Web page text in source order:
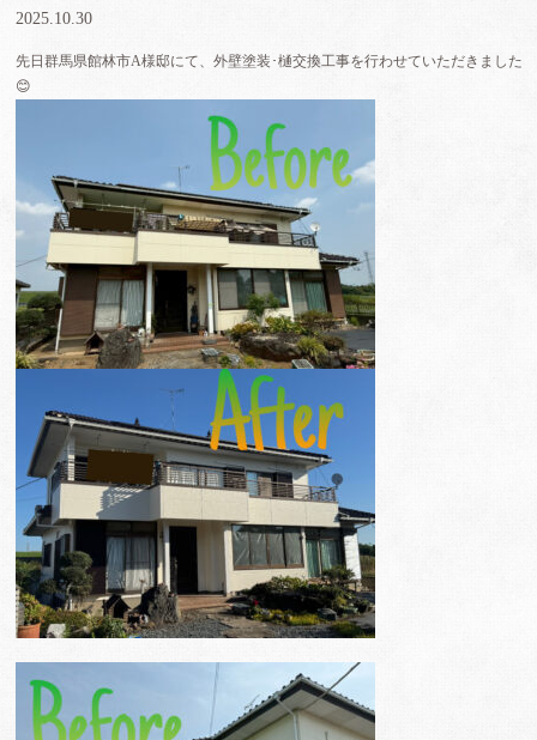
2025.10.30
先日群馬県館林市A様邸にて、外壁塗装･樋交換工事を行わせていただきました
😊